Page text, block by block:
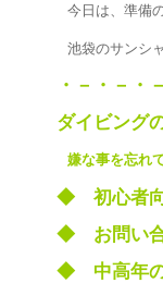
今日は、準備
池袋のサンシ
・－・－・
ダイビング
嫌な事を忘れ
◆ 初心
◆ お問い
◆ 中高